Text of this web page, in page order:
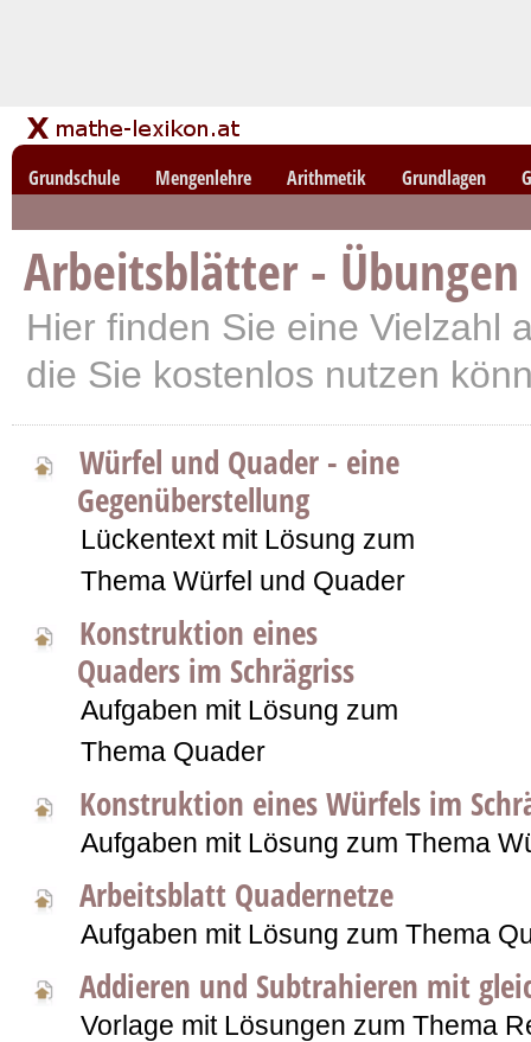
Grundschule Mengenlehre Arithmetik Grundlagen
Arbeitsblätter -
Hier finden Sie eine Vielzahl
die Sie kostenlos nutzen
Würfel und Quader - eine
Gegenüberstellung
Lückentext mit Lösung zum
Thema Würfel und Quader
Konstruktion eines
Quaders im Schrägriss
Aufgaben mit Lösung zum
Thema Quader
Konstruktion eines Würfels im
Aufgaben mit Lösung zum Thema
Arbeitsblatt Quadernetze
Aufgaben mit Lösung zum Thema
Addieren und Subtrahieren mit
Vorlage mit Lösungen zum Thema